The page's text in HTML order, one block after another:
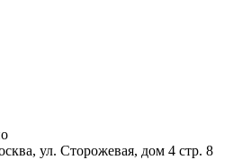
ул. Сторожевая, дом 4 стр. 8